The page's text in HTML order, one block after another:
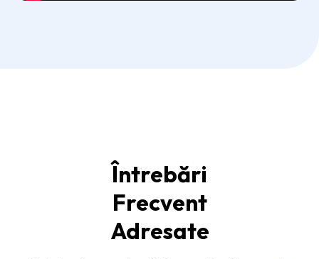
Întrebări
Frecvent
Adresate